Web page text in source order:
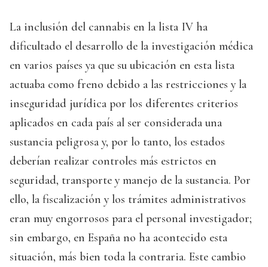
La inclusión del cannabis en la lista IV ha
dificultado el desarrollo de la investigación médica
en varios países ya que su ubicación en esta lista
actuaba como freno debido a las restricciones y la
inseguridad jurídica por los diferentes criterios
aplicados en cada país al ser considerada una
sustancia peligrosa y, por lo tanto, los estados
deberían realizar controles más estrictos en
seguridad, transporte y manejo de la sustancia. Por
ello, la fiscalización y los trámites administrativos
eran muy engorrosos para el personal investigador;
sin embargo, en España no ha acontecido esta
situación, más bien toda la contraria. Este cambio